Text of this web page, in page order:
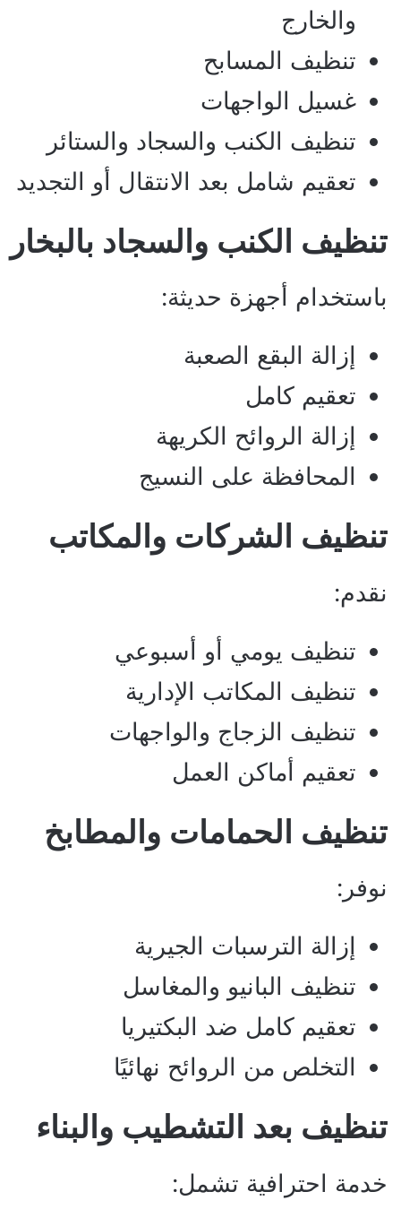
والخارج
تنظيف المسابح
غسيل الواجهات
تنظيف الكنب والسجاد والستائر
تعقيم شامل بعد الانتقال أو التجديد
تنظيف الكنب والسجاد بالبخار
باستخدام أجهزة حديثة:
إزالة البقع الصعبة
تعقيم كامل
إزالة الروائح الكريهة
المحافظة على النسيج
تنظيف الشركات والمكاتب
نقدم:
تنظيف يومي أو أسبوعي
تنظيف المكاتب الإدارية
تنظيف الزجاج والواجهات
تعقيم أماكن العمل
تنظيف الحمامات والمطابخ
نوفر:
إزالة الترسبات الجيرية
تنظيف البانيو والمغاسل
تعقيم كامل ضد البكتيريا
التخلص من الروائح نهائيًا
تنظيف بعد التشطيب والبناء
خدمة احترافية تشمل: